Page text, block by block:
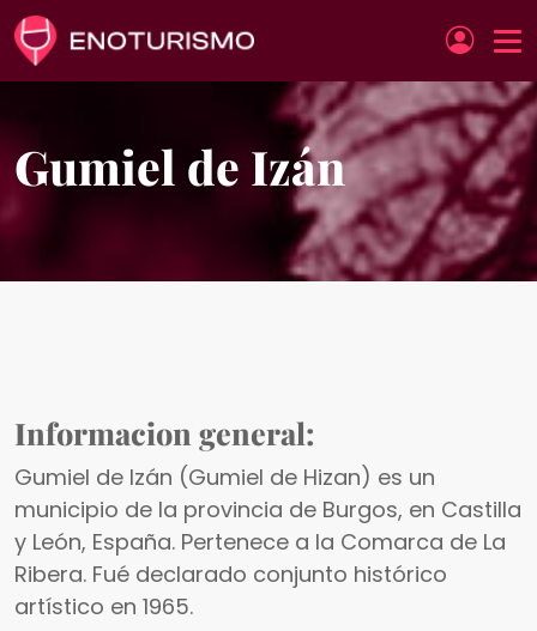
Pasar al contenido principal
Gumiel de Izán
Informacion general:
Gumiel de Izán (Gumiel de Hizan) es un
municipio de la provincia de Burgos, en Castilla
y León, España. Pertenece a la Comarca de La
Ribera. Fué declarado conjunto histórico
artístico en 1965.